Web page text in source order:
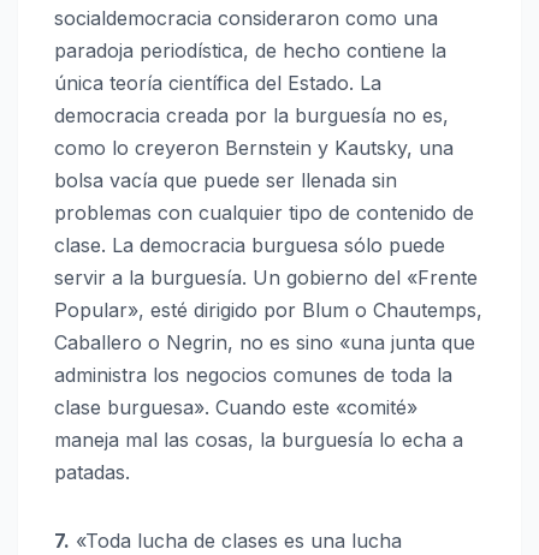
socialdemocracia consideraron como una
paradoja periodística, de hecho contiene la
única teoría científica del Estado. La
democracia creada por la burguesía no es,
como lo creyeron Bernstein y Kautsky, una
bolsa vacía que puede ser llenada sin
problemas con cualquier tipo de contenido de
clase. La democracia burguesa sólo puede
servir a la burguesía. Un gobierno del «Frente
Popular», esté dirigido por Blum o Chautemps,
Caballero o Negrin, no es sino «una junta que
administra los negocios comunes de toda la
clase burguesa». Cuando este «comité»
maneja mal las cosas, la burguesía lo echa a
patadas.
7. «Toda lucha de clases es una lucha